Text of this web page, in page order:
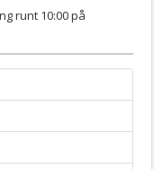
runt 10:00 på